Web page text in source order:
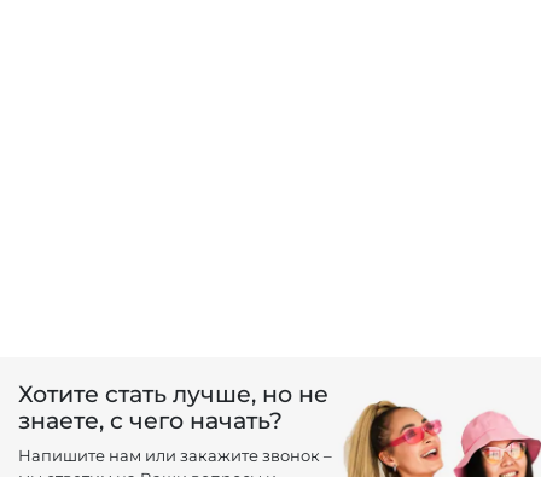
Хотите стать лучше, но не
знаете, с чего начать?
Напишите нам или закажите звонок –